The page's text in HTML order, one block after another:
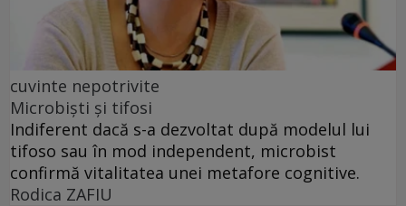
cuvinte nepotrivite
Microbiști și tifosi
Indiferent dacă s-a dezvoltat după modelul lui
tifoso sau în mod independent, microbist
confirmă vitalitatea unei metafore cognitive.
Rodica ZAFIU